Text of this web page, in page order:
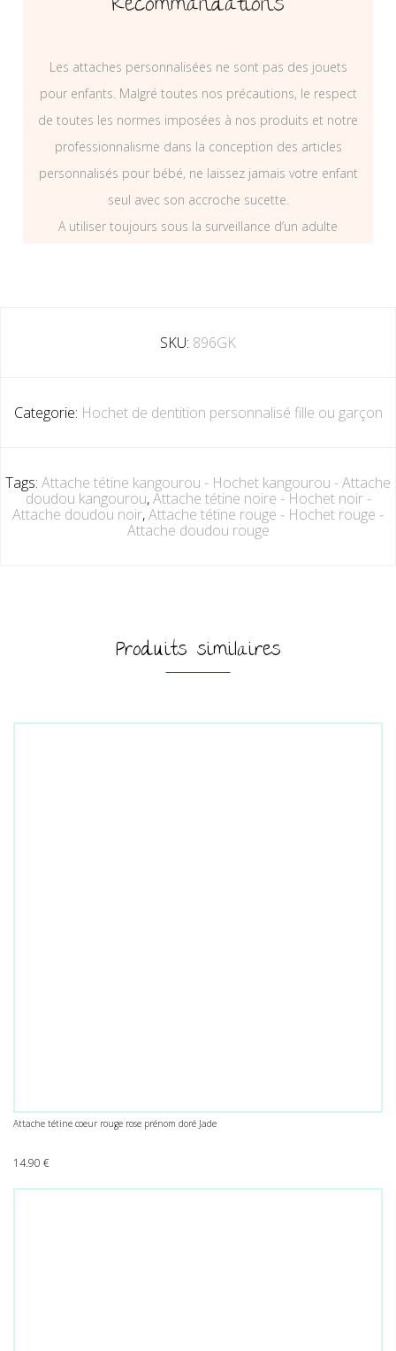
Les attaches personnalisées ne sont pas des jouets
pour enfants. Malgré toutes nos précautions, le respect
de toutes les normes imposées à nos produits et notre
professionnalisme dans la conception des articles
personnalisés pour bébé, ne laissez jamais votre enfant
seul avec son accroche sucette.
A utiliser toujours sous la surveillance d’un adulte
SKU: 896GK
Categorie: Hochet de dentition personnalisé fille ou garçon
Tags: Attache tétine kangourou - Hochet kangourou - Attache
doudou kangourou,Attache tétine noire - Hochet noir -
Attache doudou noir,Attache tétine rouge - Hochet rouge -
Attache doudou rouge
Produits similaires
Attache tétine coeur rouge rose prénom doré Jade
14.90 €